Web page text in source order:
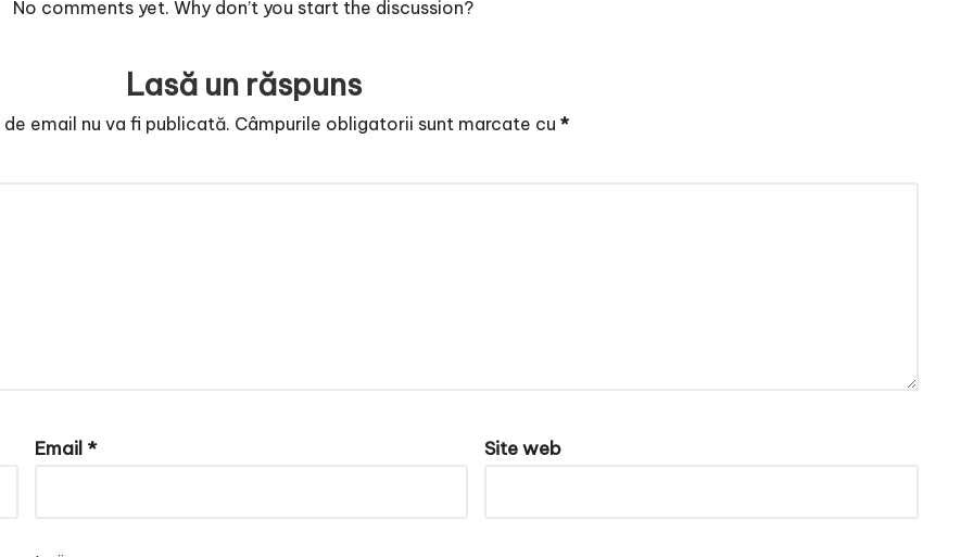
No comments yet. Why don’t you start the discussion?
Lasă un răspuns
email nu va fi publicată. Câmpurile obligatorii sunt marcate cu *
Email * Site web